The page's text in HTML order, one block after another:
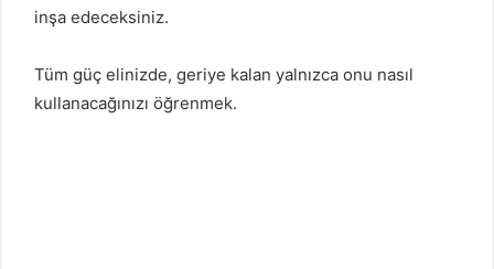
inşa edeceksiniz.
Tüm güç elinizde, geriye kalan yalnızca onu nasıl
kullanacağınızı öğrenmek.